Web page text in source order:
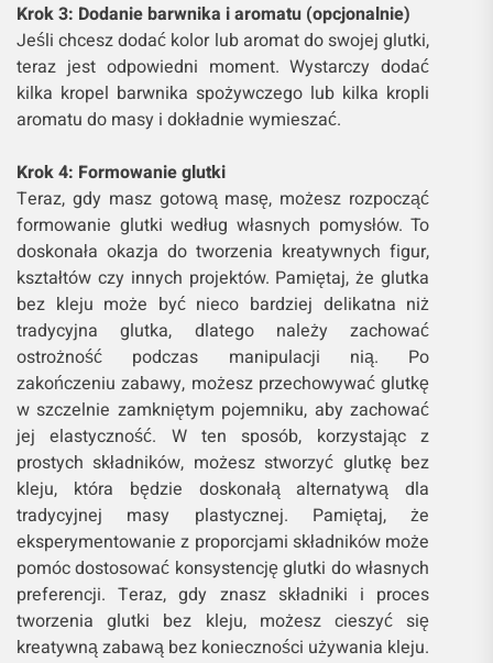
Krok 3: Dodanie barwnika i aromatu (opcjonalnie)
Jeśli chcesz dodać kolor lub aromat do swojej glutki,
teraz jest odpowiedni moment. Wystarczy dodać
kilka kropel barwnika spożywczego lub kilka kropli
aromatu do masy i dokładnie wymieszać.
Krok 4: Formowanie glutki
Teraz, gdy masz gotową masę, możesz rozpocząć
formowanie glutki według własnych pomysłów. To
doskonała okazja do tworzenia kreatywnych figur,
kształtów czy innych projektów. Pamiętaj, że glutka
bez kleju może być nieco bardziej delikatna niż
tradycyjna glutka, dlatego należy zachować
ostrożność podczas manipulacji nią. Po
zakończeniu zabawy, możesz przechowywać glutkę
w szczelnie zamkniętym pojemniku, aby zachować
jej elastyczność. W ten sposób, korzystając z
prostych składników, możesz stworzyć glutkę bez
kleju, która będzie doskonałą alternatywą dla
tradycyjnej masy plastycznej. Pamiętaj, że
eksperymentowanie z proporcjami składników może
pomóc dostosować konsystencję glutki do własnych
preferencji. Teraz, gdy znasz składniki i proces
tworzenia glutki bez kleju, możesz cieszyć się
kreatywną zabawą bez konieczności używania kleju.